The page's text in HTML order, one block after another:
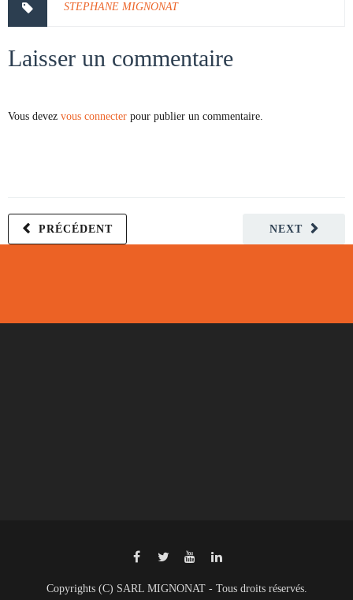
STEPHANE MIGNONAT
Laisser un commentaire
Vous devez vous connecter pour publier un commentaire.
NEXT
PRÉCÉDENT
Copyrights (C) SARL MIGNONAT - Tous droits réservés.